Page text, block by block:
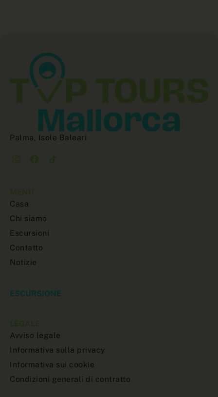
Palma, Isole Baleari
Casa
Chi siamo
Escursioni
Contatto
Notizie
ESCURSIONE
Avviso legale
Informativa sulla privacy
Informativa sui cookie
Condizioni generali di contratto